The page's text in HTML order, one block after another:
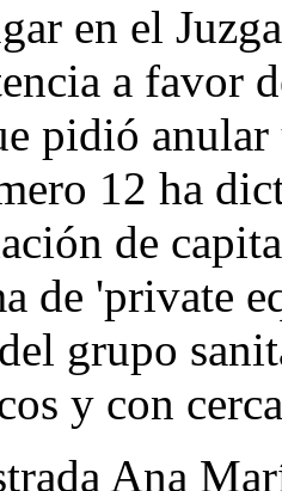
en el
a favor
pidió
12 ha
de
de 'private
grupo
y con
Ana